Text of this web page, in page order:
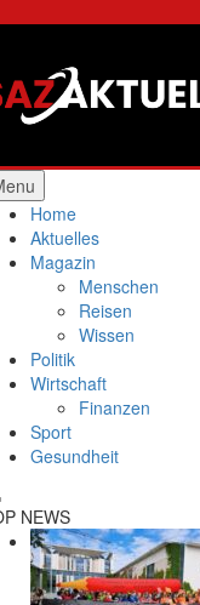
Home
Aktuelles
Magazin
Menschen
Reisen
Wissen
Politik
Wirtschaft
Finanzen
Sport
Gesundheit
NEWS